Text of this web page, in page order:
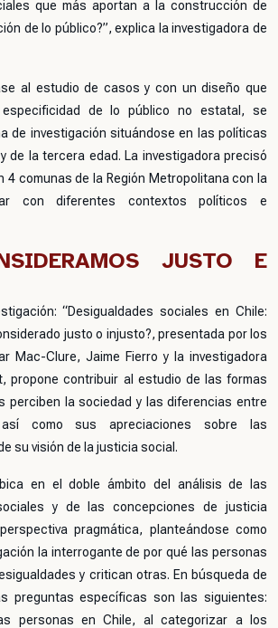
que más aportan a la construcción de
de lo público?”, explica la investigadora de
al estudio de casos y con un diseño que
de lo público no estatal, se
de investigación situándose en las políticas
de la tercera edad. La investigadora precisó
4 comunas de la Región Metropolitana con la
con diferentes contextos políticos e
JUSTO E
“Desigualdades sociales en Chile:
justo o injusto?, presentada por los
Mac-Clure, Jaime Fierro y la investigadora
propone contribuir al estudio de las formas
perciben la sociedad y las diferencias entre
como sus apreciaciones sobre las
su visión de la justicia social.
en el doble ámbito del análisis de las
y de las concepciones de justicia
pragmática, planteándose como
la interrogante de por qué las personas
y critican otras. En búsqueda de
preguntas específicas son las siguientes:
personas en Chile, al categorizar a los